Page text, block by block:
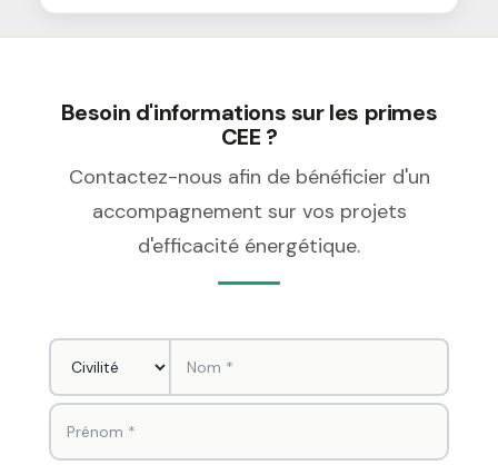
Besoin d'informations sur les primes
CEE ?
Contactez-nous afin de bénéficier d'un
accompagnement sur vos projets
d'efficacité énergétique.